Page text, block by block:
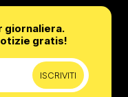
giornaliera.
gratis!
ISCRIVITI